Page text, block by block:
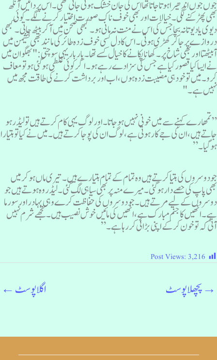
جوں جوں اندھیرا ہوتا جاتا تھا اس کی جان خشک ہوتی جاتی تھی ۔ اس پر دائیں آنکھ
بھی پھڑکنے لگی ۔ خیالات اور بھی خوف ناک صورت اختیار کرنے لگے۔ کوئی
دیوی یا دیوتا نہ بچا جس کی اس نے منت نہ مانی ہو۔ کبھی صحن میں آ کر بیٹھ جاتی ۔کبھی
دروازے پر جا کر کھڑی ہوتی ۔ اس کا دل کسی خوف زدہ طائر کی مانند بھی نشیمن میں
آ بیٹھتا اور بھی شاخ پر ۔ کھانا پکانے کا خیال کسے تھا۔ بار بار یہی سوچتی: "بھگوان میں
نے ایسا کیا قصور کیا ہے جس کی سزا دے رہے ہو۔ اگر کوئی غلطی ہوگئی ہوتو معاف
کرو۔ میں تو خود ہی مصیبت زدہ ہوں ، اب اور برداشت کرنے کی طاقت مجھ میں
نہیں ہے ۔ "
”تمھارے کہنے سے میں خونی نہیں ہو جا تا ۔ اورلوگ یہی کام کرتے ہیں تو لیڈر ہو
جاتے ہیں،ان کی جے کار ہوتی ہے،لوگ ان کی پوجا کرتے ہیں ۔میں نے کیا تو ہتیارا
ہو گیا۔”
جو دوسروں کی ہتیا کرتے ہیں وہ تمام کے تمام ہتیارے ہیں ۔ تیری ماں ہو کر میں
بھی پاپ کی حصے دار ہوگئی ۔میرے منہ پر بھی سیاہی لگ گئی ۔لیڈر وہ ہوتے ہیں جو
دوسروں کے لیے مرتے ہیں ۔ جو دوسروں کی حفاظت کرے وہی بہادر اورسورما
ہے۔ انھیں کا جنم مبارک ہے ، انھیں کی مائیں خوش نصیب ہیں ۔ تجھے شرم نہیں
آتی کہ تو خون کر کے اپنی بڑائی کر رہا ہے ۔”
Post Views: 3,216
→پچھلا پوسٹ اگلا پوسٹ←